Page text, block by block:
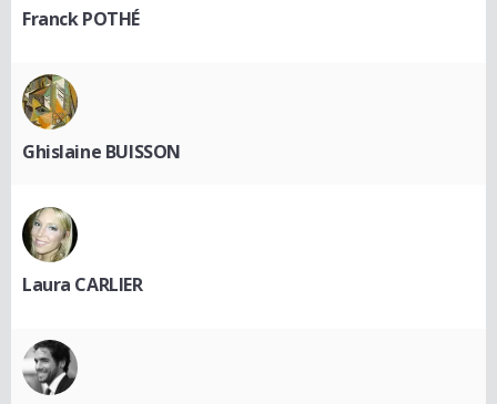
Franck POTHÉ
Ghislaine BUISSON
Laura CARLIER